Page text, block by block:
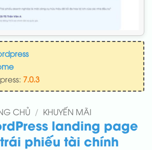
7.0.3
CHỦ / KHUYẾN MÃI
landing page
phiếu tài chính